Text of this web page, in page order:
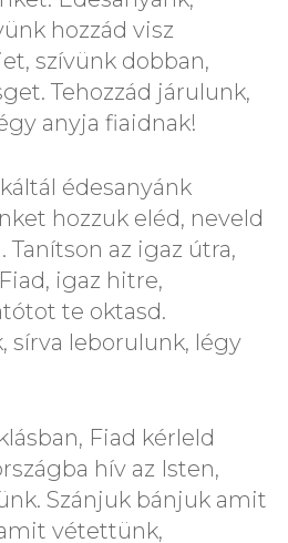
hozzád visz
szívünk dobban,
Tehozzád járulunk,
anyja fiaidnak!
édesanyánk
hozzuk eléd, neveld
az igaz útra,
igaz hitre,
te oktasd.
sírva leborulunk, légy
Fiad kérleld
hív az Isten,
Szánjuk bánjuk amit
vétettünk,